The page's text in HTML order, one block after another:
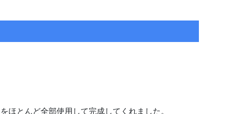
ほとんど全部使用して完成してくれました。